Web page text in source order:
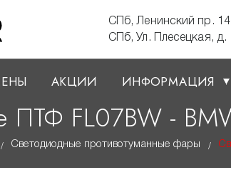
СПб, Ленинский пр.
СПб, Ул. Плесецкая, д.
АКЦИИ ИНФОРМАЦИЯ
ПТФ FL07BW -
/ Светодиодные противотуманные фары /